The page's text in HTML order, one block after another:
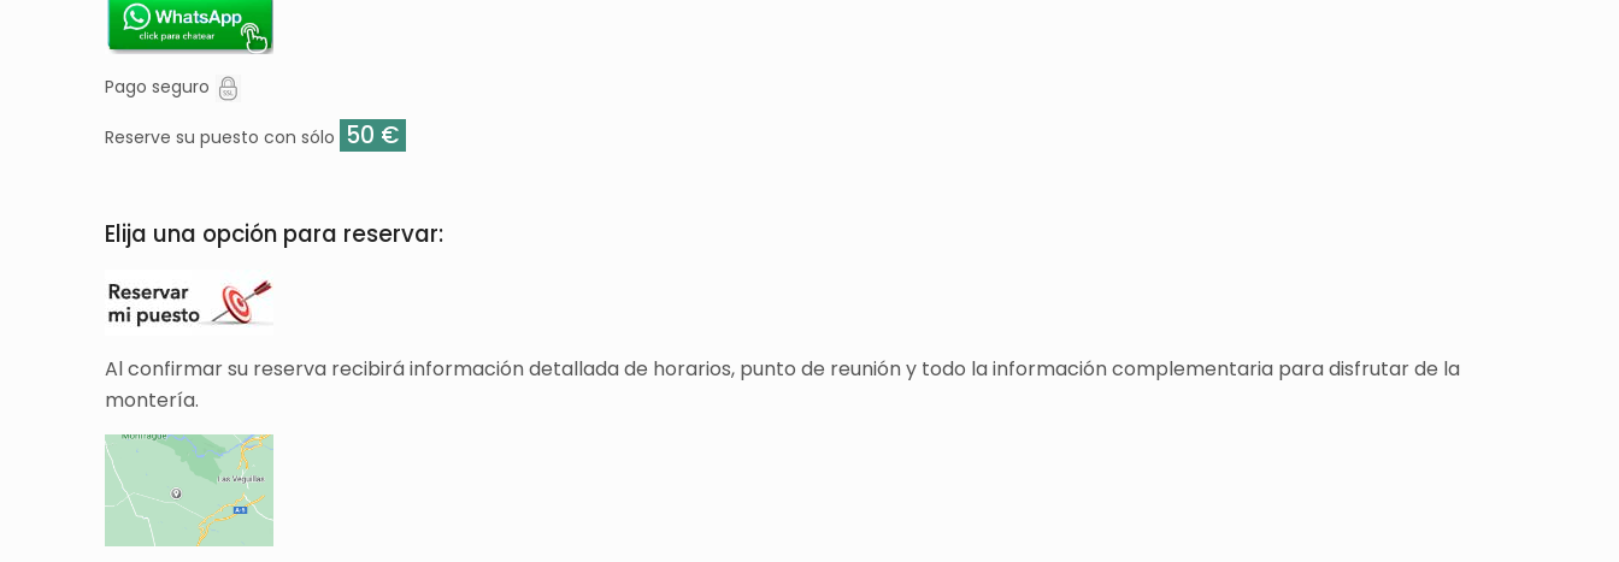
Pago seguro
Reserve su puesto con sólo 50 €
Elija una opción para reservar:
Al confirmar su reserva recibirá información detallada de horarios, punto de reunión y todo la información complementaria para disfrutar de la
montería.